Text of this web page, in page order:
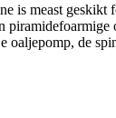
is meast
oaljepomp, de